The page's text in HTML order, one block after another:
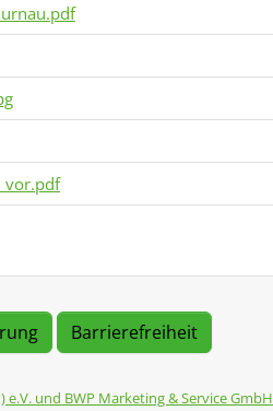
Barrierefreiheit
und BWP Marketing & Service GmbH